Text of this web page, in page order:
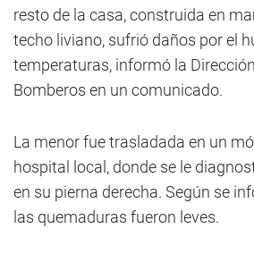
resto de la casa, construida en
techo liviano, sufrió daños por el
temperaturas, informó la
Bomberos en un comunicado.
La menor fue trasladada en un
hospital local, donde se le
en su pierna derecha. Según se
las quemaduras fueron leves.